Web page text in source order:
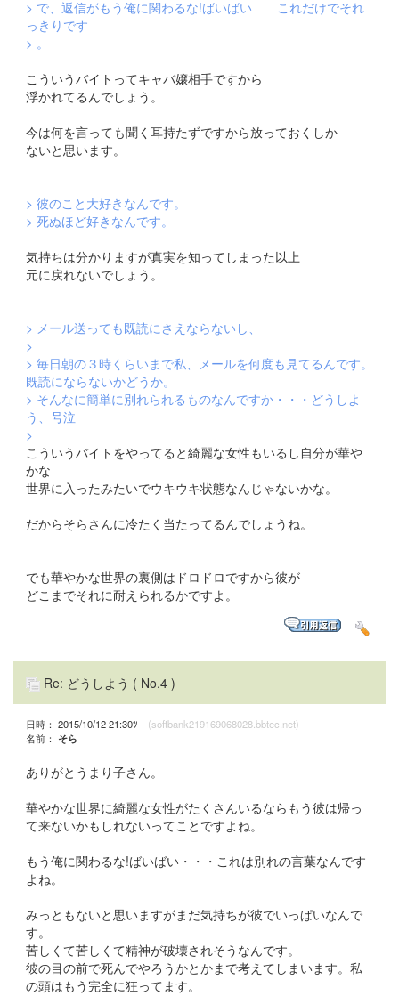
> で、返信がもう俺に関わるな!ばいばい これだけでそれ
っきりです
> 。
こういうバイトってキャバ嬢相手ですから
浮かれてるんでしょう。
今は何を言っても聞く耳持たずですから放っておくしか
ないと思います。
> 彼のこと大好きなんです。
> 死ぬほど好きなんです。
気持ちは分かりますが真実を知ってしまった以上
元に戻れないでしょう。
> メール送っても既読にさえならないし、
>
> 毎日朝の３時くらいまで私、メールを何度も見てるんです。
既読にならないかどうか。
> そんなに簡単に別れられるものなんですか・・・どうしよ
う、号泣
>
こういうバイトをやってると綺麗な女性もいるし自分が華や
かな
世界に入ったみたいでウキウキ状態なんじゃないかな。
だからそらさんに冷たく当たってるんでしょうね。
でも華やかな世界の裏側はドロドロですから彼が
どこまでそれに耐えられるかですよ。
Re: どうしよう ( No.4 )
日時： 2015/10/12 21:30ﾂ (softbank219169068028.bbtec.net)
名前： そら
ありがとうまり子さん。
華やかな世界に綺麗な女性がたくさんいるならもう彼は帰っ
て来ないかもしれないってことですよね。
もう俺に関わるな!ばいばい・・・これは別れの言葉なんです
よね。
みっともないと思いますがまだ気持ちが彼でいっぱいなんで
す。
苦しくて苦しくて精神が破壊されそうなんです。
彼の目の前で死んでやろうかとかまで考えてしまいます。私
の頭はもう完全に狂ってます。